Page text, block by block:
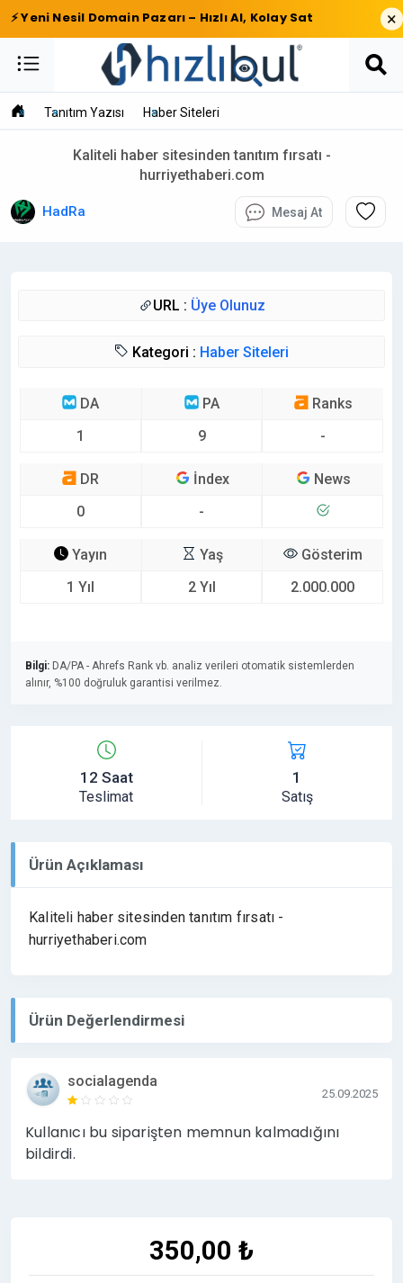
⚡ Yeni Nesil Domain Pazarı – Hızlı Al, Kolay Sat ×
Tanıtım Yazısı Haber Siteleri
Kaliteli haber sitesinden tanıtım fırsatı -
hurriyethaberi.com
HadRa Mesaj At
URL : Üye Olunuz
Kategori : Haber Siteleri
DA
1
PA
9
Ranks
-
DR
0
İndex
-
News
Yayın
1 Yıl
Yaş
2 Yıl
Gösterim
2.000.000
Bilgi: DA/PA - Ahrefs Rank vb. analiz verileri otomatik sistemlerden
alınır, %100 doğruluk garantisi verilmez.
12 Saat
Teslimat
1
Satış
Ürün Açıklaması
Kaliteli haber sitesinden tanıtım fırsatı -
hurriyethaberi.com
Ürün Değerlendirmesi
socialagenda
25.09.2025
Kullanıcı bu siparişten memnun kalmadığını
bildirdi.
350,00 ₺